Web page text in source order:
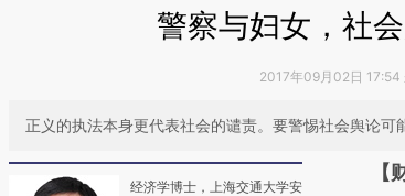
警察与妇女，社
2017年09月02日 17:54
正义的执法本身更代表社会的谴责。要警惕社会舆论
经济学博士，上海交通大学安
请务【